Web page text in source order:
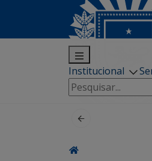
Institucional
Pesquisar
por: